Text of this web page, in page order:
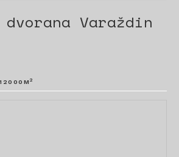
Varaždin
12000 M 2